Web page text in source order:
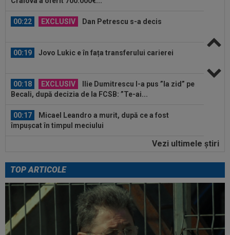
00:22 EXCLUSIV Dan Petrescu s-a decis
00:19 Jovo Lukic e în fața transferului carierei
00:18 EXCLUSIV
Ilie Dumitrescu l-a pus ”la zid” pe
Becali, după decizia de la FCSB: ”Te-ai...
00:17
Micael Leandro a murit, după ce a fost
împușcat în timpul meciului
Surpriza serii în Europa: rezultat ”strălucitor”
07:17 EXCLUSIV
Victor Pițurcă, reacție tranșantă
după afirmațiile lui MM Stoica
07:15
Universitatea Craiova a plătit
1.000.000 de euro pentru el: "Foarte talentat"
Vezi ultimele ştiri
TOP ARTICOLE